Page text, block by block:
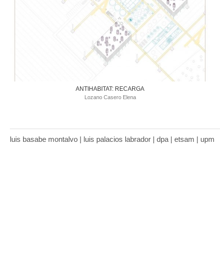
ANTIHABITAT: RECARGA
Lozano Casero Elena
luis basabe montalvo | luis palacios labrador | dpa | etsam | upm